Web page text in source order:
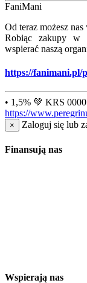
FaniMani
Od teraz możesz
Robiąc zakupy w
wspierać naszą
https://fanimani.pl/
• 1,5% 💚 KRS
https://
× Zaloguj się lub
Finansują nas
Wspierają nas